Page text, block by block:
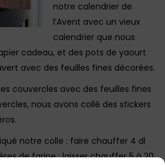
notre calendrier de
l’Avent avec un vieux
calendrier que nous
cadeau, et des pots de yaourt
avec des feuilles fines décorées.
couvercles avec des feuilles fines
nous avons collé des stickers
notre colle : faire chauffer 4 dl
de farine ; laisser chauffer 5 à 20